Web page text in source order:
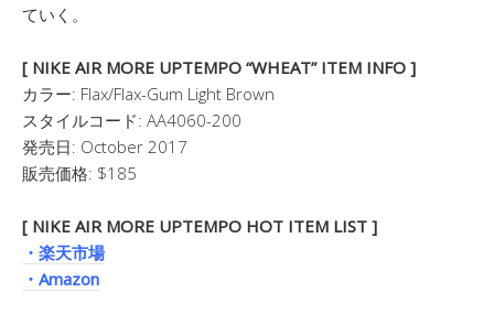
ていく。
[ NIKE AIR MORE UPTEMPO “WHEAT” ITEM INFO ]
カラー: Flax/Flax-Gum Light Brown
スタイルコード: AA4060-200
発売日: October 2017
販売価格: $185
[ NIKE AIR MORE UPTEMPO HOT ITEM LIST ]
・楽天市場
・Amazon